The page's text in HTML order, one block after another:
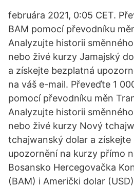
februára 2021, 0:05 CET.
BAM pomocí převodníku
Analyzujte historii
nebo živé kurzy Jamajský
a získejte bezplatná
na váš e-mail. Převeďte 1
pomocí převodníku měn
Analyzujte historii
nebo živé kurzy Nový
tchajwanský dolar a získejte
upozornění na kurzy přímo
Bosansko Hercegovačka
(BAM) i Američki dolar